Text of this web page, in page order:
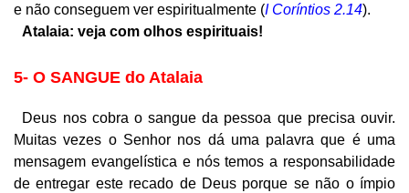
e não conseguem ver espiritualmente (I Coríntios 2.14).
Atalaia: veja com olhos espirituais!
5- O SANGUE do Atalaia
Deus nos cobra o sangue da pessoa que precisa ouvir.
Muitas vezes o Senhor nos dá uma palavra que é uma
mensagem evangelística e nós temos a responsabilidade
de entregar este recado de Deus porque se não o ímpio